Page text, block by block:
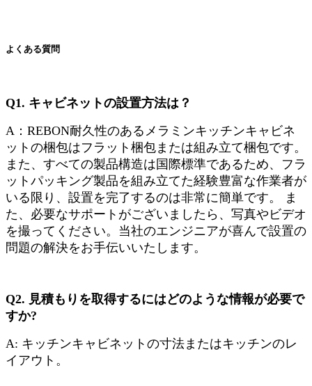
よくある質問
Q1. キャビネットの設置方法は？
A：REBON耐久性のあるメラミンキッチンキャビネ
ットの梱包はフラット梱包または組み立て梱包です。
また、すべての製品構造は国際標準であるため、フラ
ットパッキング製品を組み立てた経験豊富な作業者が
いる限り、設置を完了するのは非常に簡単です。 ま
た、必要なサポートがございましたら、写真やビデオ
を撮ってください。当社のエンジニアが喜んで設置の
問題の解決をお手伝いいたします。
Q2. 見積もりを取得するにはどのような情報が必要で
すか?
A: キッチンキャビネットの寸法またはキッチンのレ
イアウト。